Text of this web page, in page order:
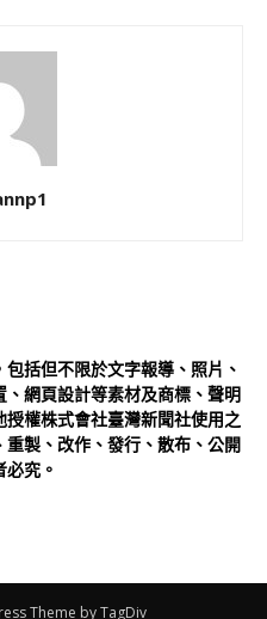
包括但不限於文字報導、照片、
網頁設計等素材及商標、聲明
權株式會社臺灣新聞社使用之
製、改作、發行、散布、公開
究。
Theme by TagDiv